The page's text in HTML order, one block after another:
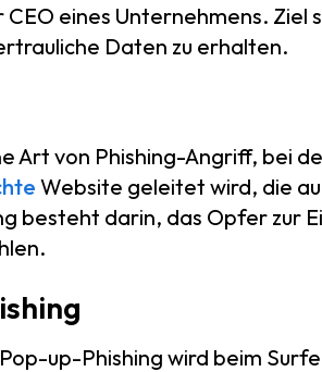
CEO eines Unternehmens.
Daten zu erhalten.
Art von Phishing-Angriff, bei
Website geleitet wird, die
besteht darin, das Opfer zur
up-Phishing wird beim